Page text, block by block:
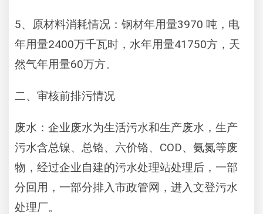
5、原材料消耗情况：钢材年用量3970 吨，电
年用量2400万千瓦时，水年用量41750方，天
然气年用量60万方。
二、审核前排污情况
废水：企业废水为生活污水和生产废水，生产
污水含总镍、总铬、六价铬、 COD、氨氮等废
物，经过企业自建的污水处理站处理后，一部
分回用，一部分排入市政管网，进入文登污水
处理厂。